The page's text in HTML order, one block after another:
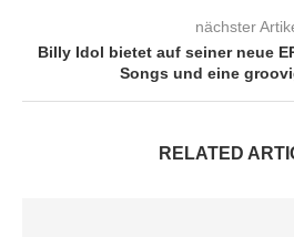
nächster
Billy Idol bietet auf seiner neue
Songs und eine
RELATED